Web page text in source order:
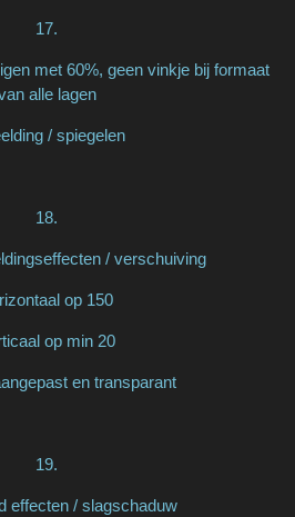
17.
met 60%, geen vinkje bij formaat
alle lagen
/ spiegelen
18.
/ verschuiving
op 150
op min 20
en transparant
19.
effecten / slagschaduw